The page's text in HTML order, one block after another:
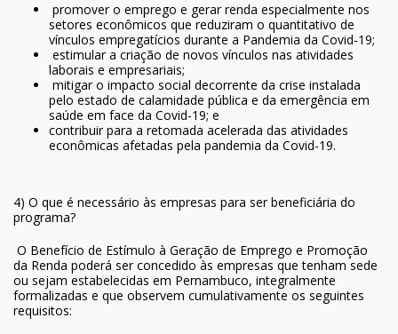
promover o emprego e gerar renda especialmente nos
setores econômicos que reduziram o quantitativo de
vínculos empregatícios durante a Pandemia da Covid-19;
estimular a criação de novos vínculos nas atividades
laborais e empresariais;
mitigar o impacto social decorrente da crise instalada
pelo estado de calamidade pública e da emergência em
saúde em face da Covid-19; e
contribuir para a retomada acelerada das atividades
econômicas afetadas pela pandemia da Covid-19.
4) O que é necessário às empresas para ser beneficiária do
programa?
O Benefício de Estímulo à Geração de Emprego e Promoção
da Renda poderá ser concedido às empresas que tenham sede
ou sejam estabelecidas em Pernambuco, integralmente
formalizadas e que observem cumulativamente os seguintes
requisitos: